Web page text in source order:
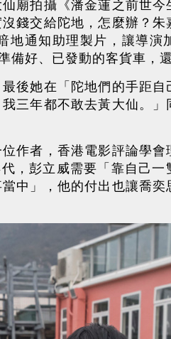
廟拍攝《潘金蓮之前世
錢交給陀地，怎麼辦？
通知助理製片，讓導演
好、已發動的客貨車，
後她在「陀地們的手距
三年都不敢去黃大仙。
作者，香港電影評論學
，彭立威需要「靠自己一
中」，他的付出也讓喬